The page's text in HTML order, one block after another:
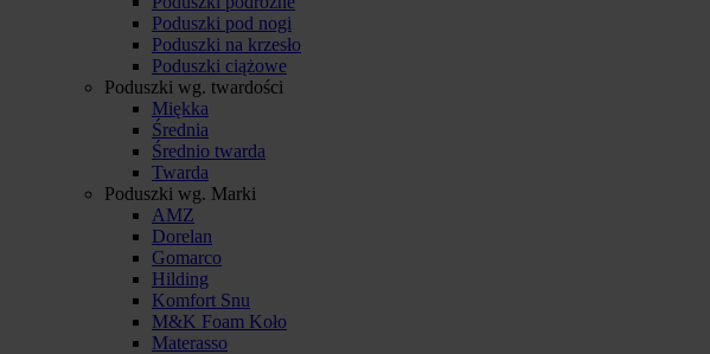
Poduszki pod nogi
Poduszki na krzesło
Poduszki ciążowe
Poduszki wg. twardości
Miękka
Średnia
Średnio twarda
Twarda
Poduszki wg. Marki
AMZ
Dorelan
Gomarco
Hilding
Komfort Snu
M&K Foam Koło
Materasso